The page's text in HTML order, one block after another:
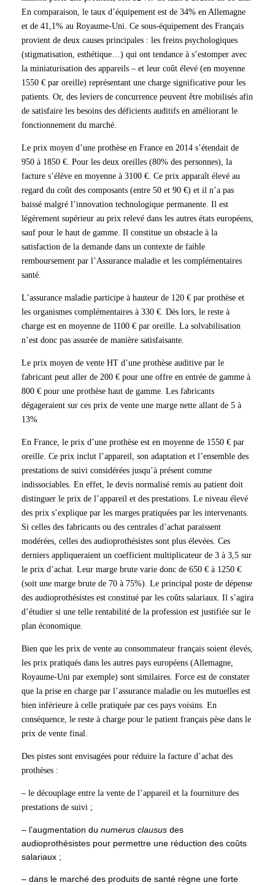
En comparaison, le taux d’équipement est de 34% en Allemagne
et de 41,1% au Royaume-Uni. Ce sous-équipement des Français
provient de deux causes principales : les freins psychologiques
(stigmatisation, esthétique…) qui ont tendance à s’estomper avec
la miniaturisation des appareils – et leur coût élevé (en moyenne
1550 € par oreille) représentant une charge significative pour les
patients. Or, des leviers de concurrence peuvent être mobilisés afin
de satisfaire les besoins des déficients auditifs en améliorant le
fonctionnement du marché.
Le prix moyen d’une prothèse en France en 2014 s’étendait de
950 à 1850 €. Pour les deux oreilles (80% des personnes), la
facture s’élève en moyenne à 3100 €. Ce prix apparaît élevé au
regard du coût des composants (entre 50 et 90 €) et il n’a pas
baissé malgré l’innovation technologique permanente. Il est
légèrement supérieur au prix relevé dans les autres états européens,
sauf pour le haut de gamme. Il constitue un obstacle à la
satisfaction de la demande dans un contexte de faible
remboursement par l’Assurance maladie et les complémentaires
santé.
L’assurance maladie participe à hauteur de 120 € par prothèse et
les organismes complémentaires à 330 €. Dès lors, le reste à
charge est en moyenne de 1100 € par oreille. La solvabilisation
n’est donc pas assurée de manière satisfaisante.
Le prix moyen de vente HT d’une prothèse auditive par le
fabricant peut aller de 200 € pour une offre en entrée de gamme à
800 € pour une prothèse haut de gamme. Les fabricants
dégageraient sur ces prix de vente une marge nette allant de 5 à
13%
En France, le prix d’une prothèse est en moyenne de 1550 € par
oreille. Ce prix inclut l’appareil, son adaptation et l’ensemble des
prestations de suivi considérées jusqu’à présent comme
indissociables. En effet, le devis normalisé remis au patient doit
distinguer le prix de l’appareil et des prestations. Le niveau élevé
des prix s’explique par les marges pratiquées par les intervenants.
Si celles des fabricants ou des centrales d’achat paraissent
modérées, celles des audioprothésistes sont plus élevées. Ces
derniers appliqueraient un coefficient multiplicateur de 3 à 3,5 sur
le prix d’achat. Leur marge brute varie donc de 650 € à 1250 €
(soit une marge brute de 70 à 75%). Le principal poste de dépense
des audioprothésistes est constitué par les coûts salariaux. Il s’agira
d’étudier si une telle rentabilité de la profession est justifiée sur le
plan économique.
Bien que les prix de vente au consommateur français soient élevés,
les prix pratiqués dans les autres pays européens (Allemagne,
Royaume-Uni par exemple) sont similaires. Force est de constater
que la prise en charge par l’assurance maladie ou les mutuelles est
bien inférieure à celle pratiquée par ces pays voisins. En
conséquence, le reste à charge pour le patient français pèse dans le
prix de vente final.
Des pistes sont envisagées pour réduire la facture d’achat des
prothèses :
– le découplage entre la vente de l’appareil et la fourniture des
prestations de suivi ;
– l’augmentation du numerus clausus des
audioprothésistes pour permettre une réduction des coûts
salariaux ;
– dans le marché des produits de santé règne une forte